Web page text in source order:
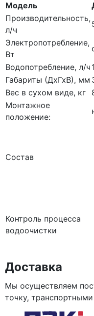
Модель
Производительность,
л/ч
Электропотребление,
Вт
Водопотребление, л/ч
Габариты (ДхГхВ), мм
Вес в сухом виде, кг
Монтажное
положение:
Состав
Контроль процесса
водоочистки
Доставка
Мы осуществляем
точку,